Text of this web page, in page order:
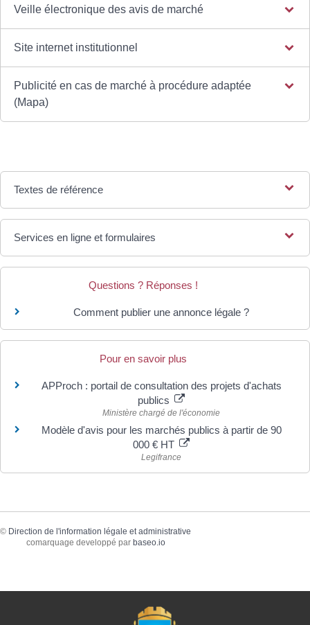
Veille électronique des avis de marché
Site internet institutionnel
Publicité en cas de marché à procédure adaptée
(Mapa)
Textes de référence
Services en ligne et formulaires
Questions ? Réponses !
Comment publier une annonce légale ?
Pour en savoir plus
APProch : portail de consultation des projets d'achats
publics
Ministère chargé de l'économie
Modèle d'avis pour les marchés publics à partir de 90
000 € HT
Legifrance
© Direction de l'information légale et administrative
comarquage developpé par baseo.io